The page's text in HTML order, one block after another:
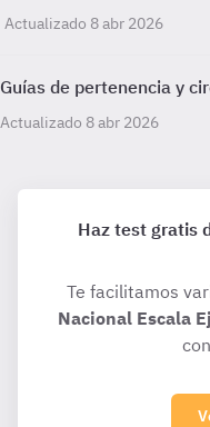
Actualizado 8 abr 2026
Guías de pertenencia y
Actualizado 8 abr 2026
Haz test gratis
Te facilitamos
Nacional Escala